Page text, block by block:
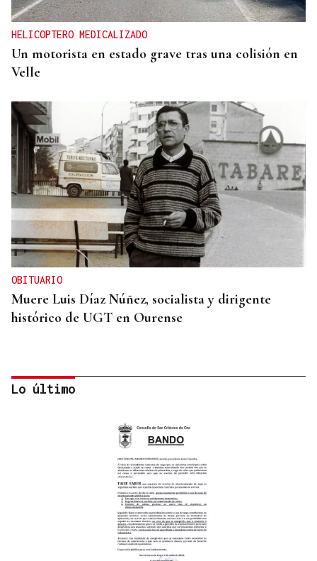
HELICOPTERO MEDICALIZADO
Un motorista en estado grave tras una colisión en
Velle
OBITUARIO
Muere Luis Díaz Núñez, socialista y dirigente
histórico de UGT en Ourense
Un herido en la colisión entre dos coches en la
Lo último